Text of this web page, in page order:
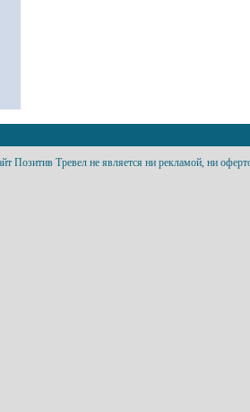
Позитив Тревел не является ни рекламой, ни